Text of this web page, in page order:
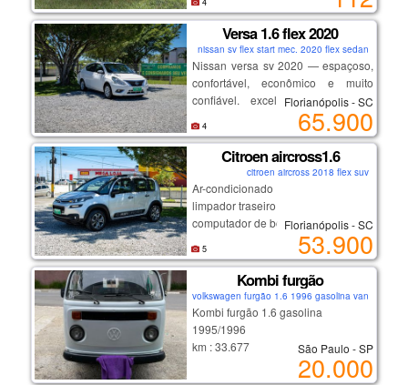
aceito troca somente por montana
rsbranca 2024 ou 2025 fora isso
somente venda
Versa 1.6 flex 2020
nissan sv flex start mec. 2020 flex sedan
Nissan versa sv 2020 — espaçoso,
confortável, econômico e muito
confiável. excelente opção para
família, aplicativo ou quem busca
um sedã completo com baixo custo
de manutenção.
destaques:
motor 1.6 forte e econômico
excelente espaço interno e porta-
malas
conforto e dirigibilidade
manutenção em dia
carro impecável, sem detalhes
Florianópolis - SC
65.900
4
Citroen aircross1.6
citroen aircross 2018 flex suv
Ar-condicionado
limpador traseiro
computador de bordo
desembaçador traseiro
direção hidráulica
rodas de liga leve
vidros elétricos
travas elétricas
espelhos elétricos
Florianópolis - SC
53.900
5
Kombi furgão
volkswagen furgão 1.6 1996 gasolina van
Kombi furgão 1.6 gasolina
1995/1996
km : 33.677
km original, pneus em bom estado,
funcionando.
São Paulo - SP
20.000